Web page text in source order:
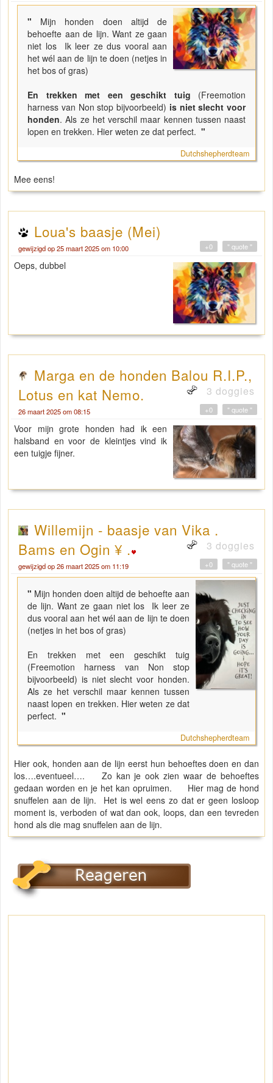
" Mijn honden doen altijd de
behoefte aan de lijn. Want ze gaan
niet los Ik leer ze dus vooral aan
het wél aan de lijn te doen (netjes in
het bos of gras)
En trekken met een geschikt tuig (Freemotion
harness van Non stop bijvoorbeeld) is niet slecht voor
honden. Als ze het verschil maar kennen tussen naast
lopen en trekken. Hier weten ze dat perfect. "
Dutchshepherdteam
Mee eens!
Loua's baasje (Mei)
gewijzigd op 25 maart 2025 om 10:00 " quote "
+0
Oeps, dubbel
Marga en de honden Balou R.I.P.,
Lotus en kat Nemo.
3 doggies
26 maart 2025 om 08:15 " quote "
+0
Voor mijn grote honden had ik een
halsband en voor de kleintjes vind ik
een tuigje fijner.
Willemijn - baasje van Vika .
Bams en Ogin ¥ .
3 doggies
gewijzigd op 26 maart 2025 om 11:19 " quote "
+0
" Mijn honden doen altijd de behoefte aan
de lijn. Want ze gaan niet los Ik leer ze
dus vooral aan het wél aan de lijn te doen
(netjes in het bos of gras)
En trekken met een geschikt tuig
(Freemotion harness van Non stop
bijvoorbeeld) is niet slecht voor honden.
Als ze het verschil maar kennen tussen
naast lopen en trekken. Hier weten ze dat
perfect. "
Dutchshepherdteam
Hier ook, honden aan de lijn eerst hun behoeftes doen en dan
los….eventueel…. Zo kan je ook zien waar de behoeftes
gedaan worden en je het kan opruimen. Hier mag de hond
snuffelen aan de lijn. Het is wel eens zo dat er geen losloop
moment is, verboden of wat dan ook, loops, dan een tevreden
hond als die mag snuffelen aan de lijn.